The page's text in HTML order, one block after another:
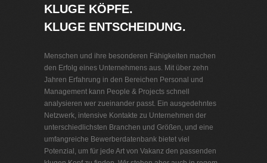
KLUGE KÖPFE.
KLUGE ENTSCHEIDUNG.
Menschen und ihre besonderen Fähigkeiten machen
den Erfolg eines Unternehmens aus. Mit über zehn
Jahren Erfahrung in den Bereichen Personal und
Management kann People & Projects schnell
analysieren wer zueinander passt. Ein ausgedehntes
Netzwerk, intensive Kontakte zu Unternehmen der
unterschiedlichsten Branchen und Größen, und eine
umfangreiche Bewerberdatenbank bietet viel
Potenzial, um für jede Art von Vakanz den passenden